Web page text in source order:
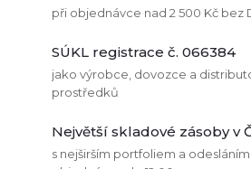
při objednávce nad 2 500 Kč bez
SÚKL registrace č. 066384
jako výrobce, dovozce a
prostředků
Největší skladové zásoby v
s nejširším portfoliem a